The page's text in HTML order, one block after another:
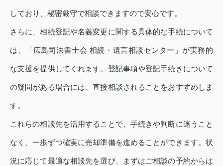
しており、秘密厳守で相談できますので安心です。
さらに、相続登記や名義変更に関する具体的な手続について
は、「広島司法書士会 相続・遺言相談センター」が実務的
な支援を提供してくれます。登記事項や登記手続きについて
の疑問がある場合には、直接相談されることをおすすめしま
す。
これらの相談先を活用することで、手続きや判断に迷うこと
なく、一歩ずつ確実に売却準備を進めることができます。状
況に応じて最適な相談先を選び、まずはご相談の予約からは